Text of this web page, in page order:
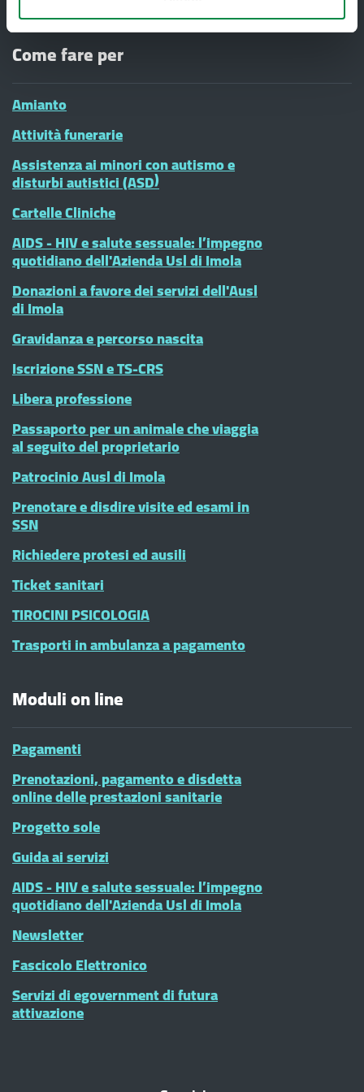
Come fare per
Amianto
Attività funerarie
Assistenza ai minori con autismo e
disturbi autistici (ASD)
Cartelle Cliniche
AIDS - HIV e salute sessuale: l’impegno
quotidiano dell'Azienda Usl di Imola
Donazioni a favore dei servizi dell'Ausl
di Imola
Gravidanza e percorso nascita
Iscrizione SSN e TS-CRS
Libera professione
Passaporto per un animale che viaggia
al seguito del proprietario
Patrocinio Ausl di Imola
Prenotare e disdire visite ed esami in
SSN
Richiedere protesi ed ausili
Ticket sanitari
TIROCINI PSICOLOGIA
Trasporti in ambulanza a pagamento
Moduli on line
Pagamenti
Prenotazioni, pagamento e disdetta
online delle prestazioni sanitarie
Progetto sole
Guida ai servizi
AIDS - HIV e salute sessuale: l’impegno
quotidiano dell'Azienda Usl di Imola
Newsletter
Fascicolo Elettronico
Servizi di egovernment di futura
attivazione